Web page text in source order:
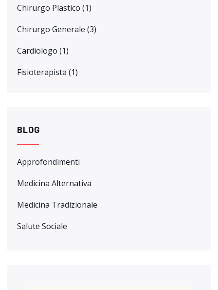
Chirurgo Plastico (1)
Chirurgo Generale (3)
Cardiologo (1)
Fisioterapista (1)
BLOG
Approfondimenti
Medicina Alternativa
Medicina Tradizionale
Salute Sociale